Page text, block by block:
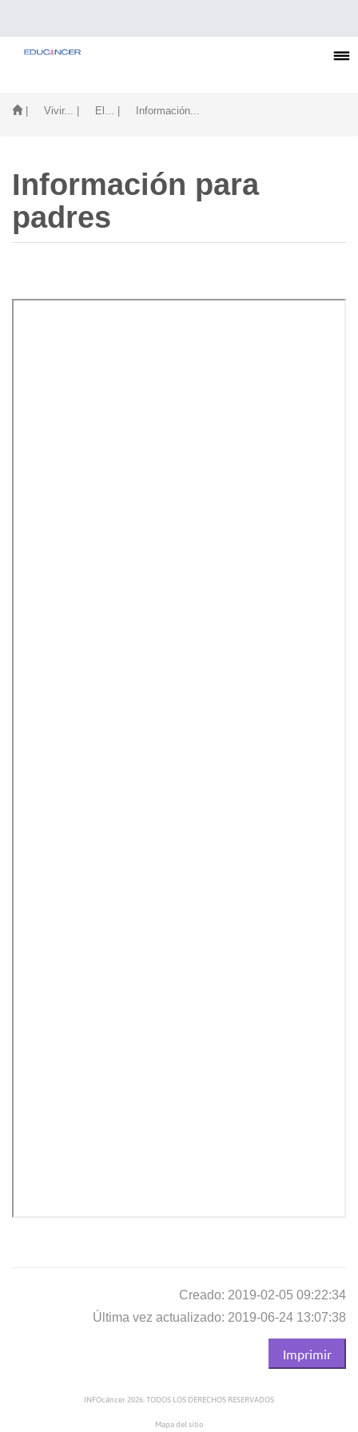
| Vivir... | El... | Información...
Información para
padres
Creado: 2019-02-05 09:22:34
Última vez actualizado: 2019-06-24 13:07:38
Imprimir
INFOcáncer 2026. TODOS LOS DERECHOS RESERVADOS
Mapa del sitio